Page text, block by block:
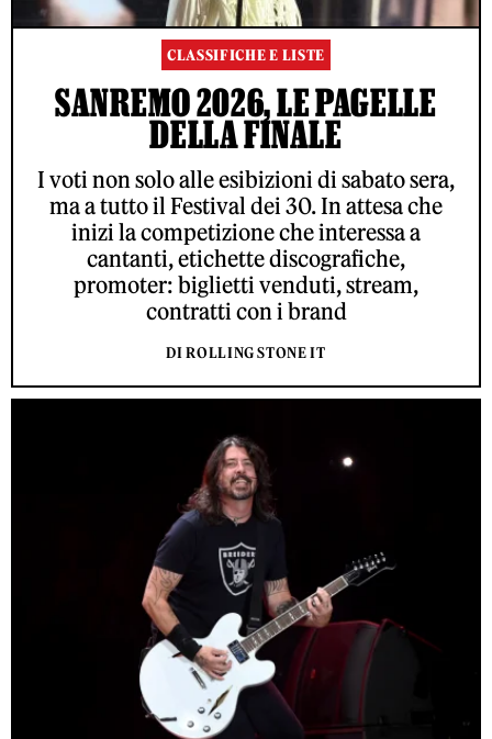
CLASSIFICHE E LISTE
SANREMO 2026, LE PAGELLE
DELLA FINALE
I voti non solo alle esibizioni di sabato sera,
ma a tutto il Festival dei 30. In attesa che
inizi la competizione che interessa a
cantanti, etichette discografiche,
promoter: biglietti venduti, stream,
contratti con i brand
DI ROLLING STONE IT